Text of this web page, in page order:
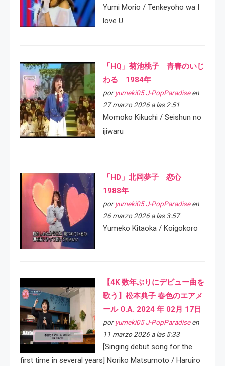
Yumi Morio / Tenkeyoho wa I
love U
「HQ」菊池桃子 青春のいじ
わる 1984年
por yumeki05 J-PopParadiseen
27 marzo 2026 a las 2:51
Momoko Kikuchi / Seishun no
ijiwaru
「HD」北岡夢子 恋心
1988年
por yumeki05 J-PopParadiseen
26 marzo 2026 a las 3:57
Yumeko Kitaoka / Koigokoro
【4K 数年ぶりにデビュー曲を
歌う】松本典子 春色のエアメ
ール O.A. 2024 年 02月 17日
por yumeki05 J-PopParadiseen
11 marzo 2026 a las 5:33
[Singing debut song for the
first time in several years] Noriko Matsumoto / Haruiro